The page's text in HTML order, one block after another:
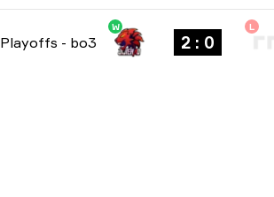
Playoffs - bo3
W
2 : 0
L